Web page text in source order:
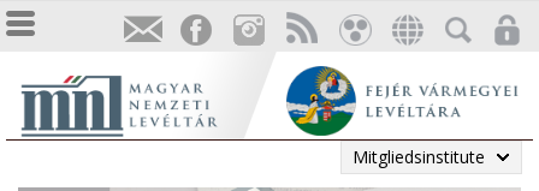
Mitgliedsinstitute